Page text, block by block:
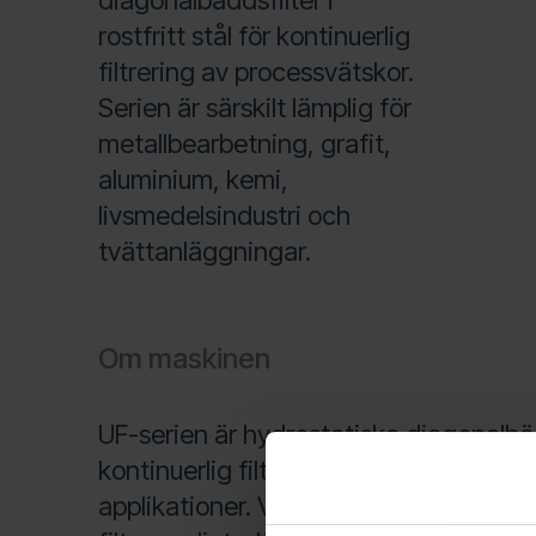
rostfritt stål för kontinuerlig
filtrering av processvätskor.
Serien är särskilt lämplig för
metallbearbetning, grafit,
aluminium, kemi,
livsmedelsindustri och
tvättanläggningar.
Om maskinen
UF-serien är hydrostatiska
kontinuerlig filtrering av
applikationer. Vätskan fördelas via en